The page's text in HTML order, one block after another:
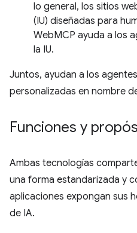
lo general, los sitios
(IU) diseñadas para
WebMCP ayuda a los
la IU.
Juntos, ayudan a los
personalizadas en nombre
Funciones y
Ambas tecnologías
una forma estandarizada y
aplicaciones expongan sus
de IA.